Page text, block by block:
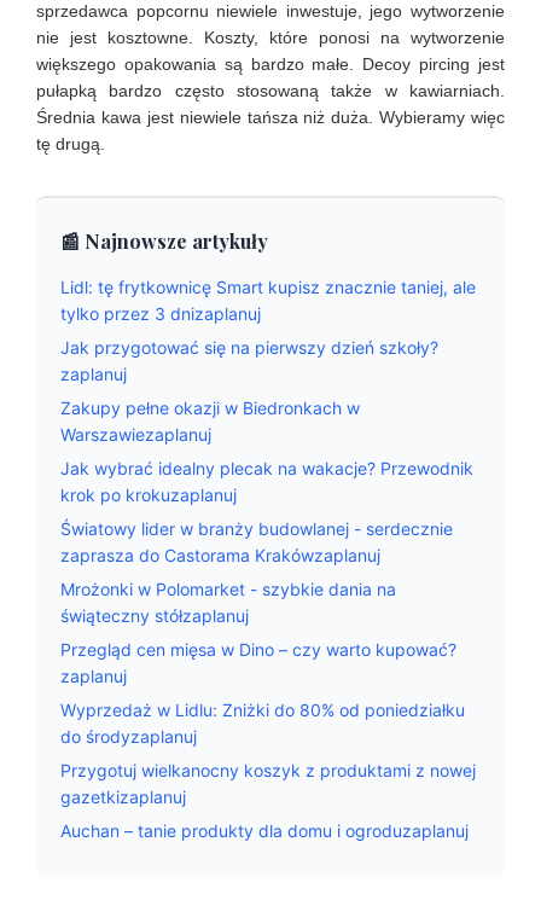
sprzedawca popcornu niewiele inwestuje, jego wytworzenie
nie jest kosztowne. Koszty, które ponosi na wytworzenie
większego opakowania są bardzo małe. Decoy pircing jest
pułapką bardzo często stosowaną także w kawiarniach.
Średnia kawa jest niewiele tańsza niż duża. Wybieramy więc
tę drugą.
📰 Najnowsze artykuły
Lidl: tę frytkownicę Smart kupisz znacznie taniej, ale
tylko przez 3 dnizaplanuj
Jak przygotować się na pierwszy dzień szkoły?
zaplanuj
Zakupy pełne okazji w Biedronkach w
Warszawiezaplanuj
Jak wybrać idealny plecak na wakacje? Przewodnik
krok po krokuzaplanuj
Światowy lider w branży budowlanej - serdecznie
zaprasza do Castorama Krakówzaplanuj
Mrożonki w Polomarket - szybkie dania na
świąteczny stółzaplanuj
Przegląd cen mięsa w Dino – czy warto kupować?
zaplanuj
Wyprzedaż w Lidlu: Zniżki do 80% od poniedziałku
do środyzaplanuj
Przygotuj wielkanocny koszyk z produktami z nowej
gazetkizaplanuj
Auchan – tanie produkty dla domu i ogroduzaplanuj